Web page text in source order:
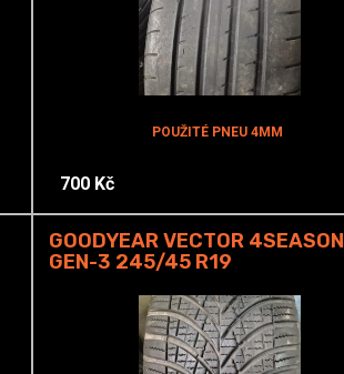
POUŽITÉ PNEU 4MM
700 Kč
GOODYEAR VECTOR 4SEASON
GEN-3 245/45 R19